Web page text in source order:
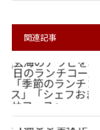
関連記事